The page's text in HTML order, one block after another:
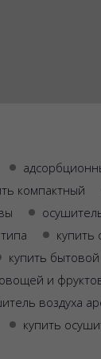
компактный
купить
купить
и
воздуха
купить